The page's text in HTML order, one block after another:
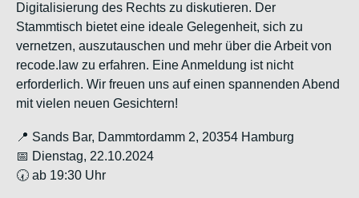
Digitalisierung des Rechts zu diskutieren. Der
Stammtisch bietet eine ideale Gelegenheit, sich zu
vernetzen, auszutauschen und mehr über die Arbeit von
recode.law zu erfahren. Eine Anmeldung ist nicht
erforderlich. Wir freuen uns auf einen spannenden Abend
mit vielen neuen Gesichtern!
📍 Sands Bar, Dammtordamm 2, 20354 Hamburg
📅 Dienstag, 22.10.2024
🕢 ab 19:30 Uhr